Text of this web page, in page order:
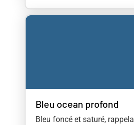
Bleu ocean profond
Bleu foncé et saturé,